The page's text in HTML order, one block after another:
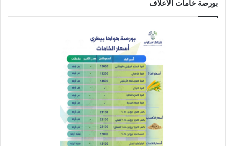
بورصة خامات الاعلاف